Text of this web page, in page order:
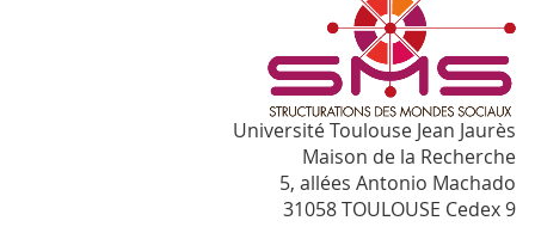
Université Toulouse Jean Jaurès
Maison de la Recherche
5, allées Antonio Machado
31058 TOULOUSE Cedex 9